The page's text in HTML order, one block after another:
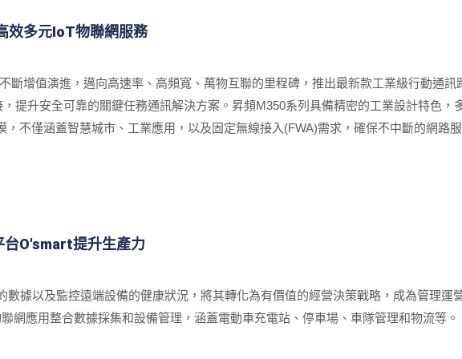
效多元IoT物聯網服務
斷增值演進，邁向高速率、高頻寬、萬物互聯的里程碑，推出最新款工業級行動通訊
提升安全可靠的關鍵任務通訊解決方案。昇頻M350系列具備精密的工業設計特色，
不僅涵蓋智慧城市、工業應用，以及固定無線接入(FWA)需求，確保不中斷的網路服
台O'smart提升生產力
數據以及監控遠端設備的健康狀況，將其轉化為有價值的經營決策戰略，成為管理運
網應用整合數據採集和設備管理，涵蓋電動車充電站、停車場、車隊管理和物流等。